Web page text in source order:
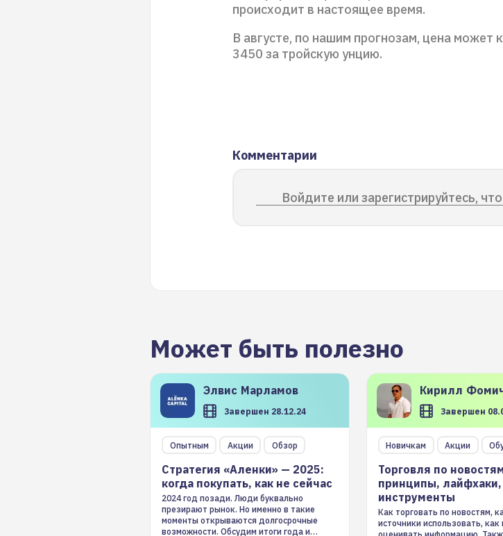
происходит в настоящее время.
В августе, по нашим прогнозам, цена может
3450 за тройскую унцию.
Комментарии
Войдите или зарегистрируйтесь,
Может быть полезно
Элвис Марламов
Завершен 28.12.24
Опытным Акции Обзор
Стратегия «Аленки» — 2025:
когда покупать, как не сейчас
2024 год позади. Люди буквально
презирают рынок. Но именно в такие
моменты открываются долгосрочные
возможности. Обсудим итоги года и
Кирилл
Завершен
Новичкам Акции
Торговля по
принципы, лайфхаки,
инструменты
Как торговать по новостям,
источники использовать, как